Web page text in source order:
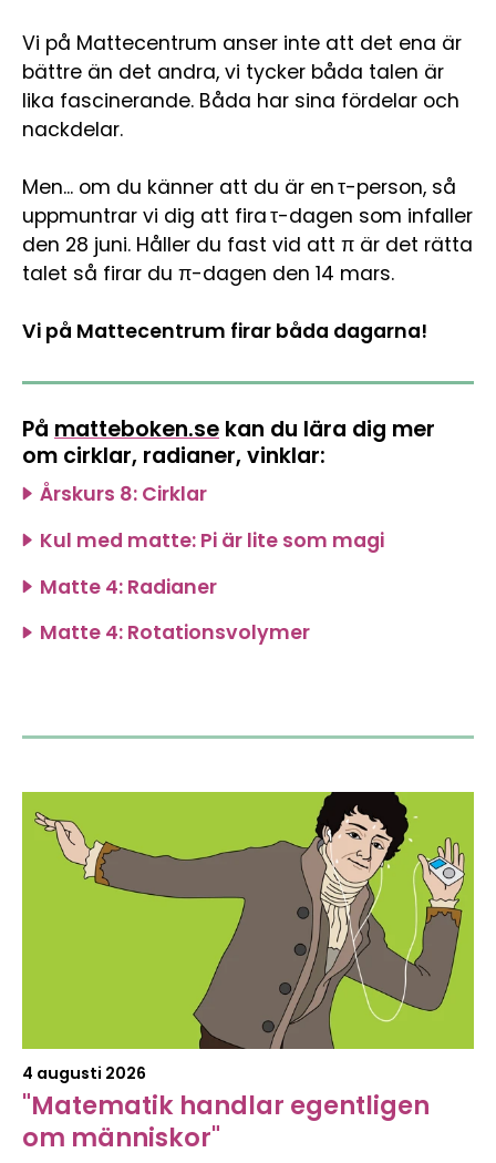
Vi på Mattecentrum anser inte att det ena är
bättre än det andra, vi tycker båda talen är
lika fascinerande. Båda har sina fördelar och
nackdelar.
Men... om du känner att du är en τ-person, så
uppmuntrar vi dig att fira τ-dagen som infaller
den 28 juni. Håller du fast vid att π är det rätta
talet så firar du π-dagen den 14 mars.
Vi på Mattecentrum firar båda dagarna!
På matteboken.se kan du lära dig mer
om cirklar, radianer, vinklar:
Årskurs 8: Cirklar
Kul med matte: Pi är lite som magi
Matte 4: Radianer
Matte 4: Rotationsvolymer
4 augusti 2026
"Matematik handlar egentligen
om människor"